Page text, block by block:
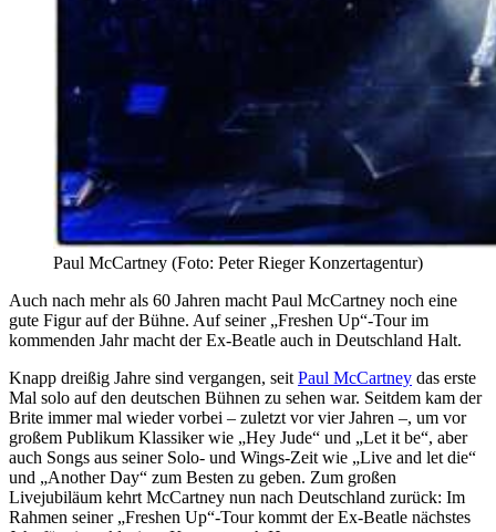
Paul McCartney (Foto: Peter Rieger Konzertagentur)
Auch nach mehr als 60 Jahren macht Paul McCartney noch eine
gute Figur auf der Bühne. Auf seiner „Freshen Up“-Tour im
kommenden Jahr macht der Ex-Beatle auch in Deutschland Halt.
Knapp dreißig Jahre sind vergangen, seit Paul McCartney das erste
Mal solo auf den deutschen Bühnen zu sehen war. Seitdem kam der
Brite immer mal wieder vorbei – zuletzt vor vier Jahren –, um vor
großem Publikum Klassiker wie „Hey Jude“ und „Let it be“, aber
auch Songs aus seiner Solo- und Wings-Zeit wie „Live and let die“
und „Another Day“ zum Besten zu geben. Zum großen
Livejubiläum kehrt McCartney nun nach Deutschland zurück: Im
Rahmen seiner „Freshen Up“-Tour kommt der Ex-Beatle nächstes